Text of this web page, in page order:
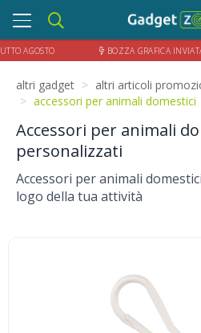
AGOSTO BOZZA GRAFICA
Toggle
navigation
altri gadget
altri articoli
accessori per animali domestici
Accessori per animali
personalizzati
Accessori per animali
logo della tua attività